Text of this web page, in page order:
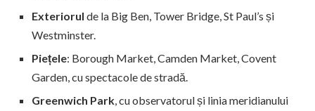
Exteriorul de la Big Ben, Tower Bridge, St Paul’s și
Westminster.
Piețele: Borough Market, Camden Market, Covent
Garden, cu spectacole de stradă.
Greenwich Park , cu observatorul și linia meridianului